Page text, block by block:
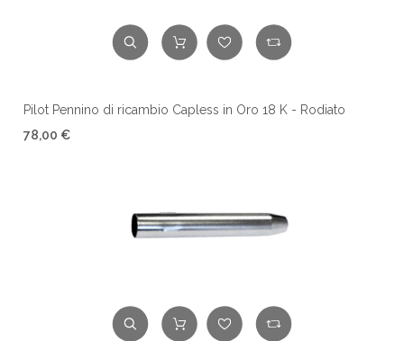
Pilot Pennino di ricambio Capless in Oro 18 K - Rodiato
78,00 €